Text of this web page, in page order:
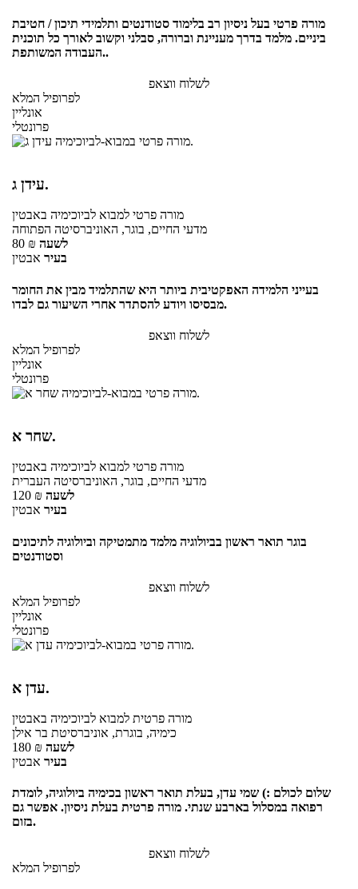
מורה פרטי בעל ניסיון רב בלימוד סטודנטים ותלמידי תיכון / חטיבת
ביניים. מלמד בדרך מעניינת וברורה, סבלני וקשוב לאורך כל תוכנית
העבודה המשותפת..
לשלוח ווצאפ
לפרופיל המלא
אונליין
פרונטלי
עידן ג.
מורה פרטי למבוא לביוכימיה באבטין
מדעי החיים, בוגר, האוניברסיטה הפתוחה
80 ₪ לשעה
בעיר אבטין
בעייני הלמידה האפקטיבית ביותר היא שהתלמיד מבין את החומר
מבסיסו ויודע להסתדר אחרי השיעור גם לבדו.
לשלוח ווצאפ
לפרופיל המלא
אונליין
פרונטלי
שחר א.
מורה פרטי למבוא לביוכימיה באבטין
מדעי החיים, בוגר, האוניברסיטה העברית
120 ₪ לשעה
בעיר אבטין
בוגר תואר ראשון בביולוגיה מלמד מתמטיקה וביולוגיה לתיכונים
וסטודנטים
לשלוח ווצאפ
לפרופיל המלא
אונליין
פרונטלי
עדן א.
מורה פרטית למבוא לביוכימיה באבטין
כימיה, בוגרת, אוניברסיטת בר אילן
180 ₪ לשעה
בעיר אבטין
שלום לכולם :) שמי עדן, בעלת תואר ראשון בכימיה ביולוגיה, לומדת
רפואה במסלול בארבע שנתי. מורה פרטית בעלת ניסיון. אפשר גם
בזום.
לשלוח ווצאפ
לפרופיל המלא